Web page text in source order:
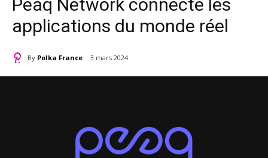
Peaq Network connecte les
applications du monde réel
By Polka France 3 mars 2024